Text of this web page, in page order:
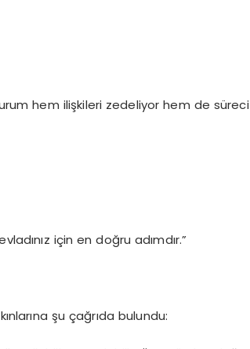
hem ilişkileri zedeliyor hem de süreci
için en doğru adımdır.”
şu çağrıda bulundu: